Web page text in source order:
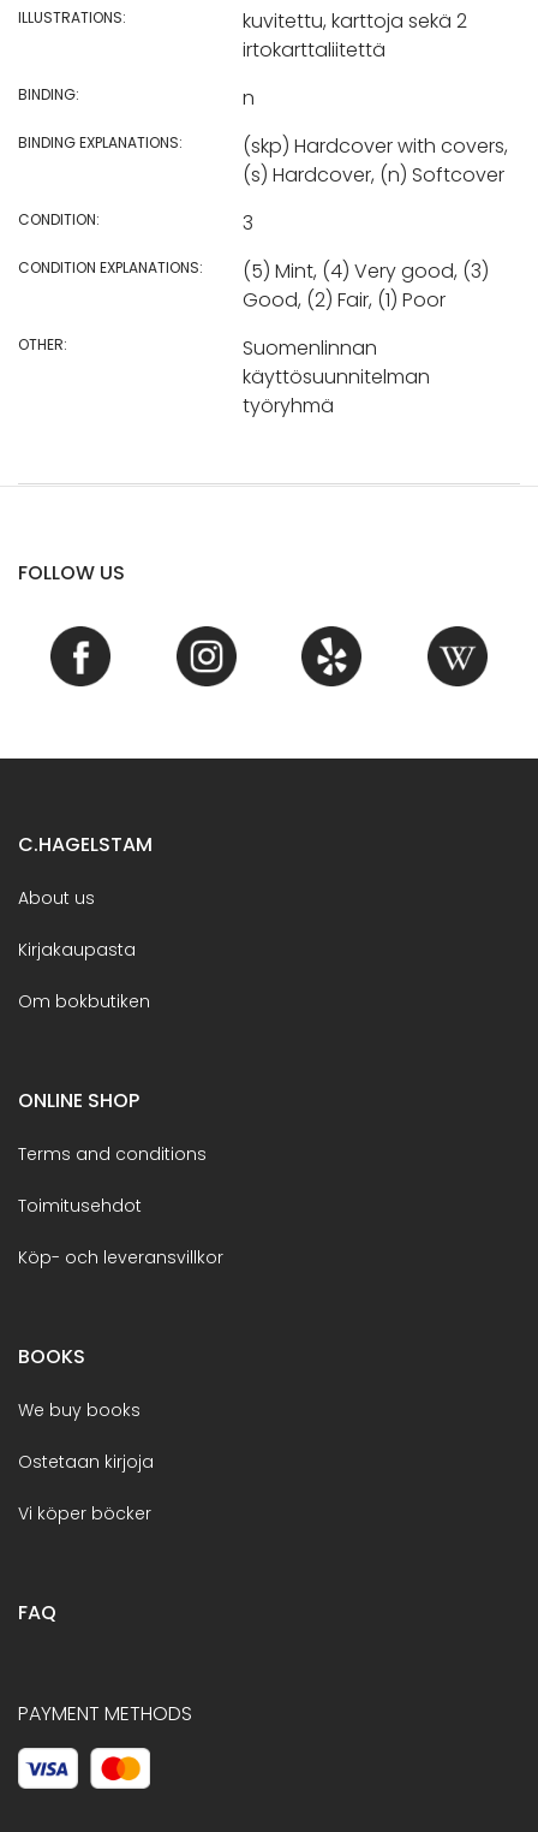
ILLUSTRATIONS:
kuvitettu, karttoja sekä 2
irtokarttaliitettä
BINDING: n
BINDING EXPLANATIONS:
(skp) Hardcover with covers,
(s) Hardcover, (n) Softcover
CONDITION: 3
CONDITION EXPLANATIONS:
(5) Mint, (4) Very good, (3)
Good, (2) Fair, (1) Poor
OTHER:
Suomenlinnan
käyttösuunnitelman
työryhmä
FOLLOW US
C.HAGELSTAM
About us
Kirjakaupasta
Om bokbutiken
ONLINE SHOP
Terms and conditions
Toimitusehdot
Köp- och leveransvillkor
BOOKS
We buy books
Ostetaan kirjoja
Vi köper böcker
FAQ
PAYMENT METHODS